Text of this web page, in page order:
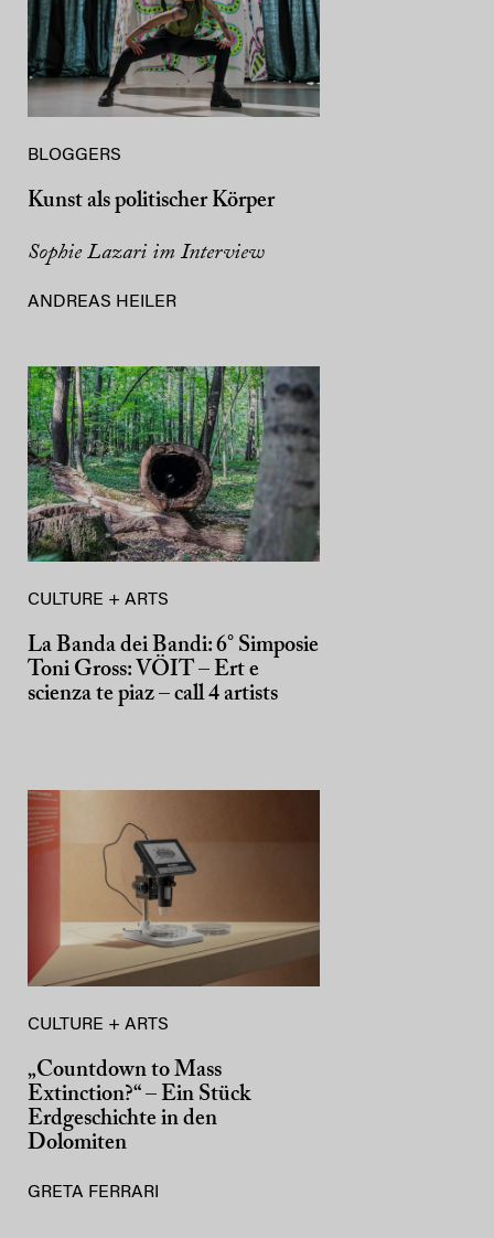
BLOGGERS
Kunst als politischer Körper
Sophie Lazari im Interview
ANDREAS HEILER
CULTURE + ARTS
La Banda dei Bandi: 6° Simposie
Toni Gross: VÖIT – Ert e
scienza te piaz – call 4 artists
CULTURE + ARTS
„Countdown to Mass
Extinction?“ – Ein Stück
Erdgeschichte in den
Dolomiten
GRETA FERRARI